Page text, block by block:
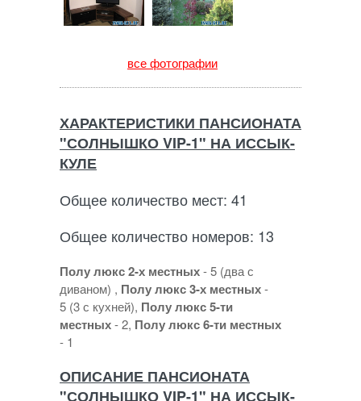
все фотографии
ХАРАКТЕРИСТИКИ ПАНСИОНАТА
"СОЛНЫШКО VIP-1" НА ИССЫК-
КУЛЕ
Общее количество мест: 41
Общее количество номеров: 13
Полу люкс 2-х местных- 5 (два с
диваном) , Полу люкс 3-х местных-
5 (3 с кухней), Полу люкс 5-ти
местных- 2, Полу люкс 6-ти местных
- 1
ОПИСАНИЕ ПАНСИОНАТА
"СОЛНЫШКО VIP-1" НА ИССЫК-